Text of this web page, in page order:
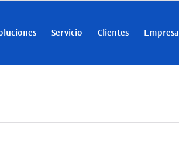
Servicio Clientes Empresa